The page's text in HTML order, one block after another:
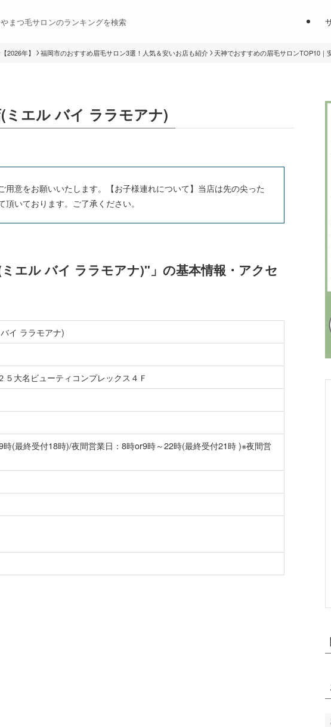
まつ毛サロンのランキングを検索
2026年】 福岡市のおすすめ眉毛サロン3選！人気＆安いお店も紹介 天神でおすすめの眉毛サロンTOP10｜
エル バイ ララモアナ)
意をお願いいたします。【お子様連れについて】当店は先の尖った
いております。ご了承ください。
エル バイ ララモアナ)"」の基本情報・アクセ
イ ララモアナ)
大名ビューティコンプレックス４Ｆ
時(最終受付18時)/夜間営業日：8時or9時～22時(最終受付21時 )※夜間営